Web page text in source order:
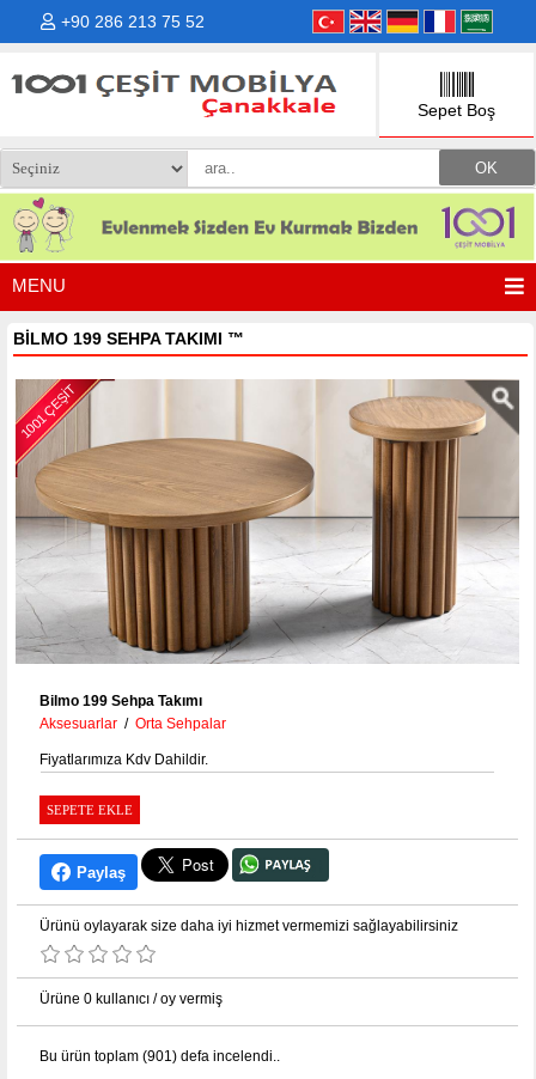
+90 286 213 75 52
Sepet Boş
MENU
BİLMO 199 SEHPA TAKIMI ™
1001 ÇEŞİT
Bilmo 199 Sehpa Takımı
Aksesuarlar / Orta Sehpalar
Fiyatlarımıza Kdv Dahildir.
Paylaş
Ürünü oylayarak size daha iyi hizmet vermemizi sağlayabilirsiniz
Ürüne 0 kullanıcı / oy vermiş
Bu ürün toplam (901) defa incelendi..